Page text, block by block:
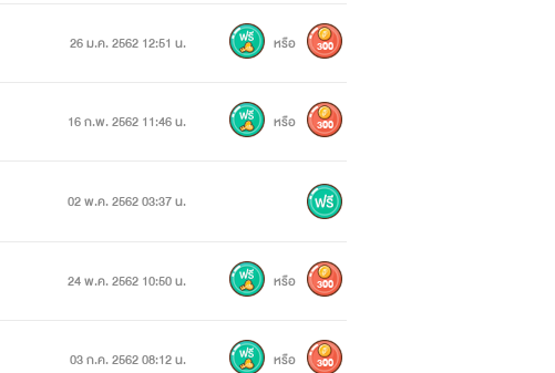
26 ม.ค. 2562 12:51 น. หรือ 300
16 ก.พ. 2562 11:46 น. หรือ 300
02 พ.ค. 2562 03:37 น.
24 พ.ค. 2562 10:50 น. หรือ 300
03 ก.ค. 2562 08:12 น. หรือ 300